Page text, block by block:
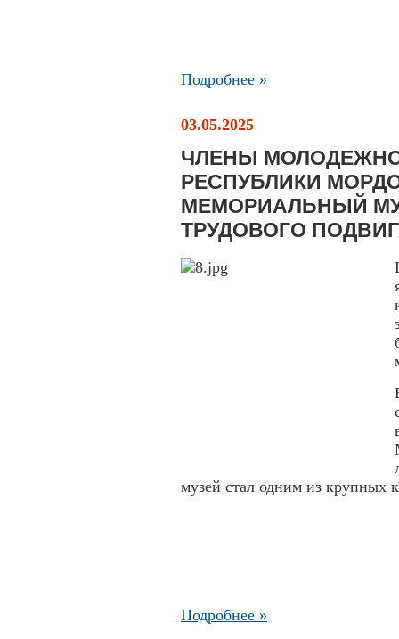
Подробнее »
03.05.2025
ЧЛЕНЫ
РЕСПУБЛИКИ
МЕМОРИАЛЬНЫЙ
ТРУДОВОГО
музей стал одним из крупных
Подробнее »